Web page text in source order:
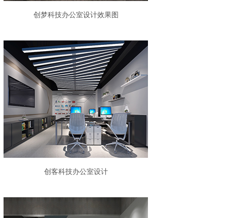
创梦科技办公室设计效果图
创客科技办公室设计